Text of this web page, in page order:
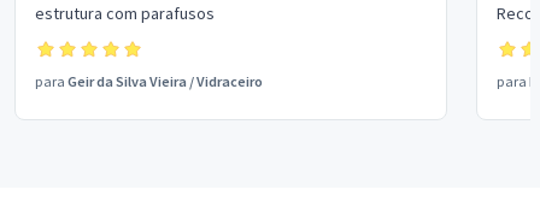
estrutura com parafusos
para Geir da Silva Vieira /Vidraceiro para